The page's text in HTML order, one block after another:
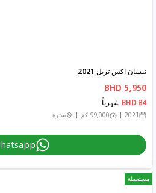
نيسان اكس تريل 2021
5,950 BHD
84 BHD شهرياً
2021 99,000 كم سترة
مستعملة